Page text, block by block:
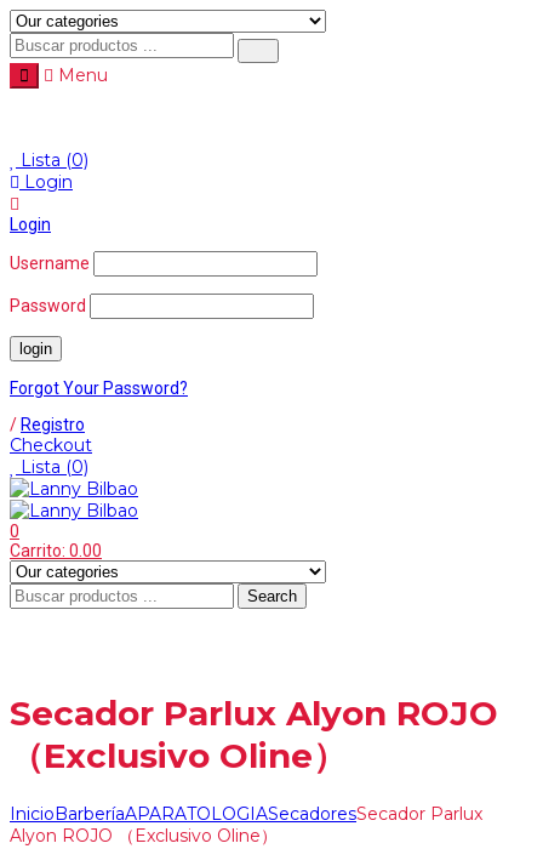
Menu
Lista (0)
Login
Login
Username
Password
Forgot Your Password?
/ Registro
Checkout
Lista (0)
0
Carrito: 0.00
Search
Secador Parlux Alyon ROJO
（Exclusivo Oline）
InicioBarberíaAPARATOLOGIASecadoresSecador Parlux
Alyon ROJO （Exclusivo Oline）